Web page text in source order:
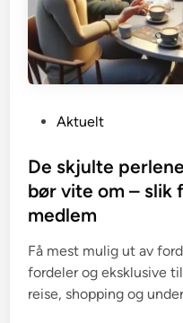
s
t
i
n
Aktuelt
De skjulte
bør vite om – slik
medlem
Få mest mulig ut av
fordeler og eksklusive
reise, shopping og